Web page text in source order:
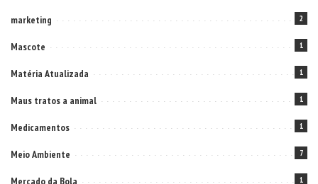
marketing 2
Mascote 1
Matéria Atualizada 1
Maus tratos a animal 1
Medicamentos 1
Meio Ambiente 7
Mercado da Bola 1